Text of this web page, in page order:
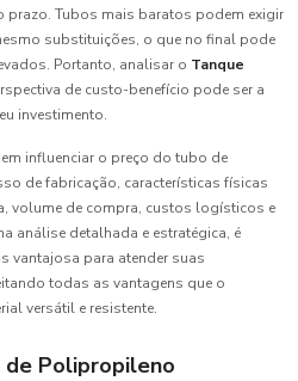
prazo. Tubos mais baratos podem exigir
substituições, o que no final pode
Portanto, analisar o Tanque
de custo-benefício pode ser a
investimento.
influenciar o preço do tubo de
de fabricação, características físicas
volume de compra, custos logísticos e
análise detalhada e estratégica, é
vantajosa para atender suas
todas as vantagens que o
versátil e resistente.
de Polipropileno